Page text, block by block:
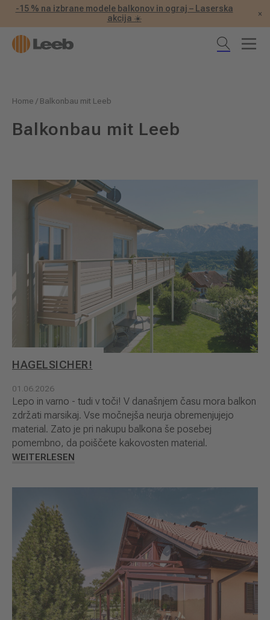
-15 % na izbrane modele balkonov in ograj – Laserska
akcija ☀️
×
Home / Balkonbau mit Leeb
Balkonbau mit Leeb
HAGELSICHER!
01.06.2026
Lepo in varno - tudi v toči! V današnjem času mora balkon
zdržati marsikaj. Vse močnejša neurja obremenjujejo
material. Zato je pri nakupu balkona še posebej
pomembno, da poiščete kakovosten material.
WEITERLESEN